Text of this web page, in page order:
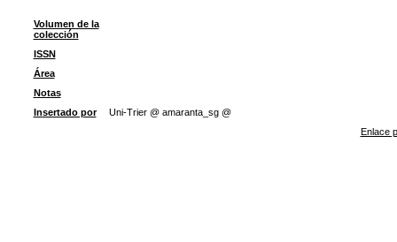
Volumen de la
colección
ISSN
Área
Notas
Insertado por
Uni-Trier @ amaranta_sg @
Enlace